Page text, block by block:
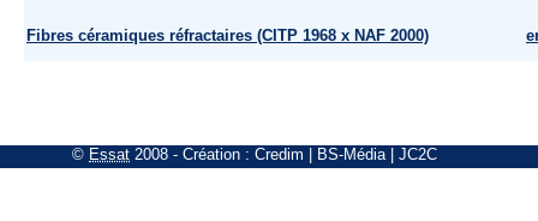
Fibres céramiques réfractaires (CITP 1968 x NAF 2000)
© Essat 2008 - Création : Credim BS-Média| JC2C